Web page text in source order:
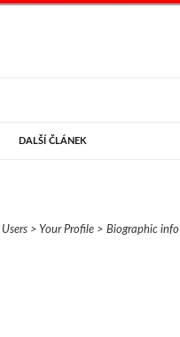
DALŠÍ ČLÁNEK
Users > Your Profile > Biographic info